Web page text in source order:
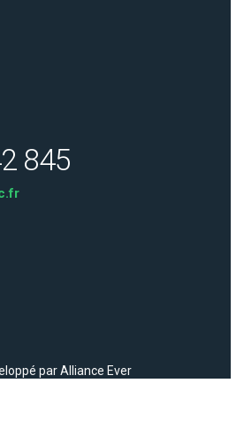
845
parAlliance Ever